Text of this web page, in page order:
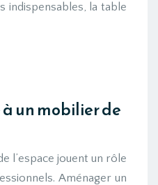
indispensables, la table
un mobilier de
l’espace jouent un rôle
Aménager un